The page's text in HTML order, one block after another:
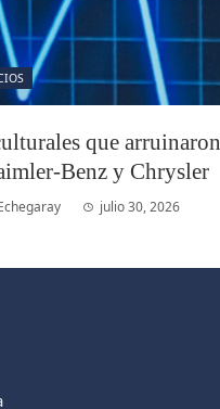
que arruinaron
Benz y Chrysler
julio 30, 2026